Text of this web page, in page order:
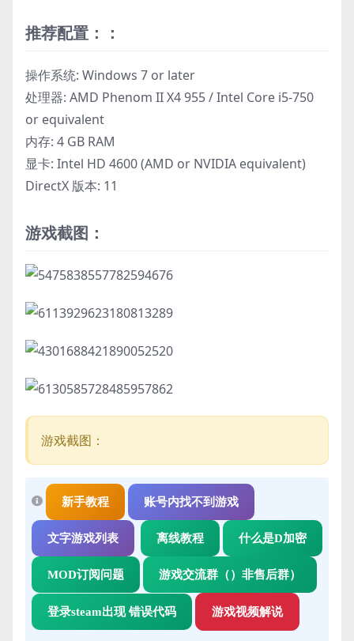
推荐配置：：
操作系统: Windows 7 or later
处理器: AMD Phenom II X4 955 / Intel Core i5-750
or equivalent
内存: 4 GB RAM
显卡: Intel HD 4600 (AMD or NVIDIA equivalent)
DirectX 版本: 11
游戏截图：
游戏截图：
新手教程 账号内找不到游戏
文字游戏列表 离线教程 什么是D加密
MOD订阅问题 游戏交流群（）非售后群）
登录steam出现 错误代码 游戏视频解说